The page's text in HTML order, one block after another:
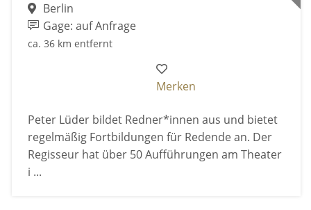
Berlin
Gage: auf Anfrage
ca. 36 km entfernt
Merken
Peter Lüder bildet Redner*innen aus und bietet
regelmäßig Fortbildungen für Redende an. Der
Regisseur hat über 50 Aufführungen am Theater
i ...